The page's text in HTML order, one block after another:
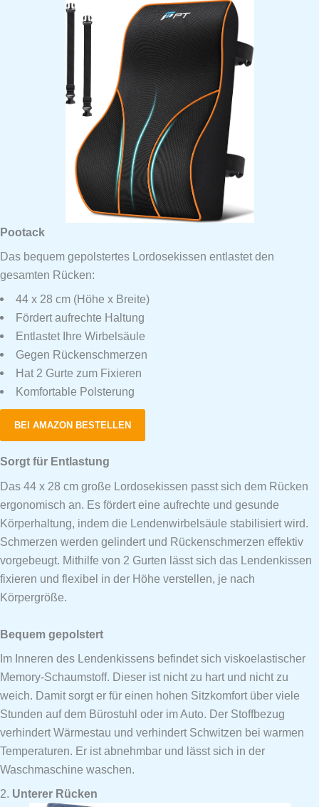
Pootack
Das bequem gepolstertes Lordosekissen entlastet den
gesamten Rücken:
44 x 28 cm (Höhe x Breite)
Fördert aufrechte Haltung
Entlastet Ihre Wirbelsäule
Gegen Rückenschmerzen
Hat 2 Gurte zum Fixieren
Komfortable Polsterung
BEI AMAZON BESTELLEN
Sorgt für Entlastung
Das 44 x 28 cm große Lordosekissen passt sich dem Rücken
ergonomisch an. Es fördert eine aufrechte und gesunde
Körperhaltung, indem die Lendenwirbelsäule stabilisiert wird.
Schmerzen werden gelindert und Rückenschmerzen effektiv
vorgebeugt. Mithilfe von 2 Gurten lässt sich das Lendenkissen
fixieren und flexibel in der Höhe verstellen, je nach
Körpergröße.
Bequem gepolstert
Im Inneren des Lendenkissens befindet sich viskoelastischer
Memory-Schaumstoff. Dieser ist nicht zu hart und nicht zu
weich. Damit sorgt er für einen hohen Sitzkomfort über viele
Stunden auf dem Bürostuhl oder im Auto. Der Stoffbezug
verhindert Wärmestau und verhindert Schwitzen bei warmen
Temperaturen. Er ist abnehmbar und lässt sich in der
Waschmaschine waschen.
2. Unterer Rücken